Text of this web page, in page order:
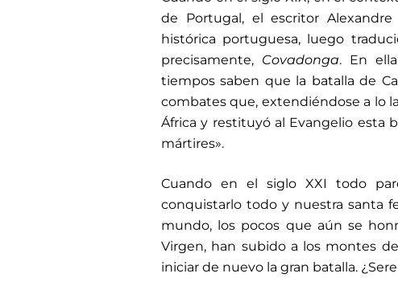
de Portugal, el escritor
histórica portuguesa, luego
precisamente, Covadonga. En
tiempos saben que la batalla de
combates que, extendiéndose a lo
África y restituyó al Evangelio esta
mártires».
Cuando en el siglo XXI todo
conquistarlo todo y nuestra santa
mundo, los pocos que aún se
Virgen, han subido a los montes
iniciar de nuevo la gran batalla.